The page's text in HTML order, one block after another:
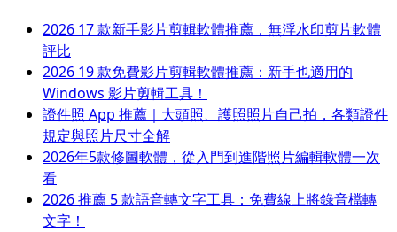
2026 17 款新手影片剪輯軟體推薦，無浮水印剪片軟體
評比
2026 19 款免費影片剪輯軟體推薦：新手也適用的
Windows 影片剪輯工具！
證件照 App 推薦｜大頭照、護照照片自己拍，各類證件
規定與照片尺寸全解
2026年5款修圖軟體，從入門到進階照片編輯軟體一次
看
2026 推薦 5 款語音轉文字工具：免費線上將錄音檔轉
文字！